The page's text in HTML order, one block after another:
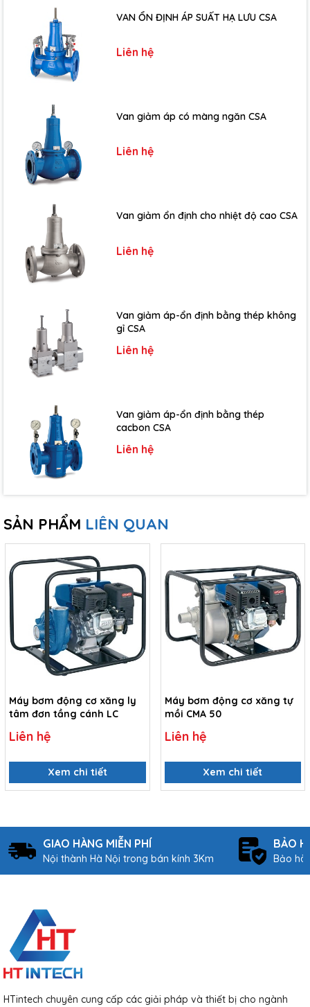
VAN ỔN ĐỊNH ÁP SUẤT HẠ LƯU CSA
Liên hệ
Van giảm áp có màng ngăn CSA
Liên hệ
Van giảm ổn định cho nhiệt độ cao CSA
Liên hệ
Van giảm áp-ổn định bằng thép không
gỉ CSA
Liên hệ
Van giảm áp-ổn định bằng thép
cacbon CSA
Liên hệ
SẢN PHẨM LIÊN QUAN
Máy bơm động cơ xăng ly
tâm đơn tầng cánh LC
Liên hệ
Xem chi tiết
Máy bơm động cơ xăng tự
mồi CMA 50
Liên hệ
Xem chi tiết
GIAO HÀNG MIỄN PHÍ
Nội thành Hà Nội trong bán kính 3Km
BẢO
Bảo
HTintech chuyên cung cấp các giải pháp và thiết bị cho ngành